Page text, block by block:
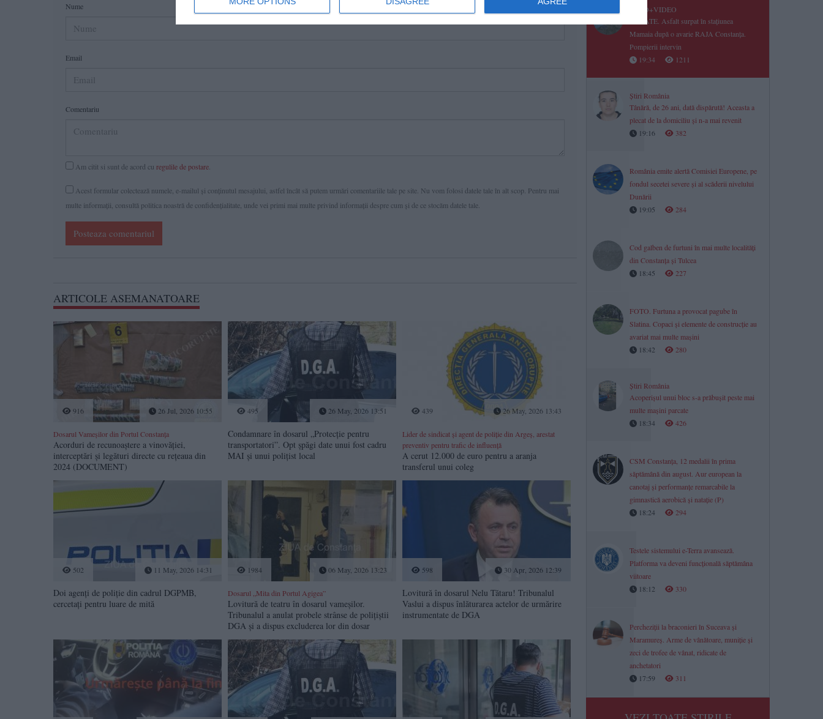
Nume
Email
Comentariu
Am citit si sunt de acord cu regulile de postare
Acest formular colectează numele, e-mailul şi conținutul mesajului, astfel încât să putem urmări comentariile tale pe site. Nu vom folosi datele tale în alt scop. Pentru mai
multe informaţii, consultă politica noastră de confidenţialitate, unde vei primi mai multe privind informaţii despre cum și de ce stocăm datele tale.
Posteaza comentariul
ARTICOLE ASEMANATOARE
916 26 Jul, 2026 10:55
Dosarul Vameșilor din Portul Constanța
Acorduri de recunoaștere a vinovăției,
interceptări și legături directe cu rețeaua din
2024 (DOCUMENT)
495 26 May, 2026 13:51
Condamnare în dosarul „Protecție pentru
transportatori”. Opt șpăgi date unui fost cadru
MAI și unui polițist local
439 26 May, 2026 13:43
Lider de sindicat și agent de poliție din Argeș, arestat
preventiv pentru trafic de influență
A cerut 12.000 de euro pentru a aranja
transferul unui coleg
502 11 May, 2026 14:31
Doi agenți de poliție din cadrul DGPMB,
cercetați pentru luare de mită
1984 06 May, 2026 13:23
Dosarul „Mita din Portul Agigea”
Lovitură de teatru în dosarul vameșilor.
Tribunalul a anulat probele strânse de polițiștii
DGA și a dispus excluderea lor din dosar
598 30 Apr, 2026 12:39
Lovitură în dosarul Nelu Tătaru! Tribunalul
Vaslui a dispus înlăturarea actelor de urmărire
instrumentate de DGA
FOTO+VIDEO
UPDATE. Asfalt surpat în stațiunea
Mamaia după o avarie RAJA Constanța.
Pompierii intervin
19:34
1211
Știri România
Tânără, de 26 ani, dată dispărută! Aceasta a
plecat de la domiciliu și n-a mai revenit
19:16
382
România emite alertă Comisiei Europene, pe
fondul secetei severe și al scăderii nivelului
Dunării
19:05
284
Cod galben de furtuni în mai multe localități
din Constanța și Tulcea
18:45
227
FOTO. Furtuna a provocat pagube în
Slatina. Copaci și elemente de construcție au
avariat mai multe mașini
18:42
280
Știri România
Acoperișul unui bloc s-a prăbușit peste mai
multe mașini parcate
18:34
426
CSM Constanța, 12 medalii în prima
săptămână din august. Aur european la
canotaj și performanțe remarcabile la
gimnastică aerobică și natație (P)
18:24
294
Testele sistemului e-Terra avansează.
Platforma va deveni funcțională săptămâna
viitoare
18:12
330
Percheziții la braconieri în Suceava și
Maramureș. Arme de vânătoare, muniție și
zeci de trofee de vânat, ridicate de
anchetatori
17:59
311